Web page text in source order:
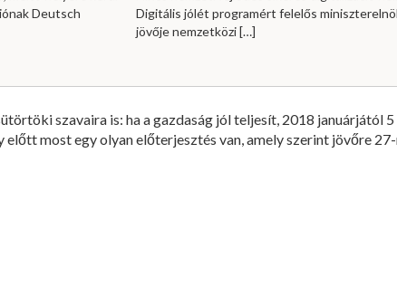
Deutsch
Digitális jólét programért felelős
jövője nemzetközi[…]
szavaira is: ha a gazdaság jól teljesít, 2018 januárjától
most egy olyan előterjesztés van, amely szerint jövőre